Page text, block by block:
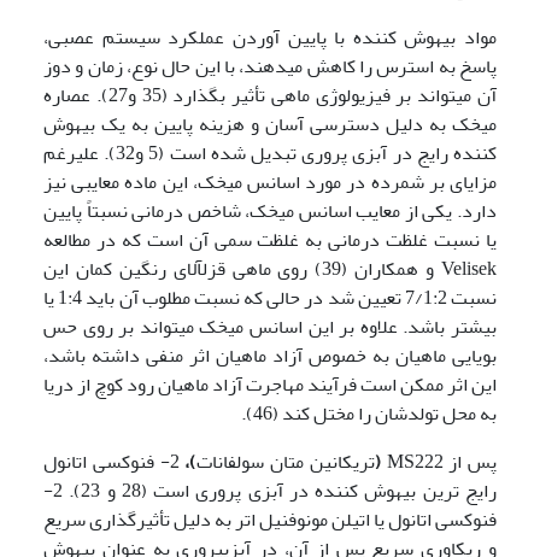
مواد بیهوش کننده با پایین آوردن عملکرد سیستم عصبی،
پاسخ به استرس را کاهش می­دهند، با این حال نوع، زمان و دوز
آن می­تواند بر فیزیولوژی ماهی تأثیر بگذارد (35 و27). عصاره
میخک به دلیل دسترسی آسان و هزینه پایین به یک بیهوش
کننده رایج در آبزی پروری تبدیل شده است (5 و32). علی­رغم
مزایای بر شمرده در مورد اسانس میخک، این ماده معایبی نیز
دارد. یکی از معایب اسانس میخک، شاخص درمانی نسبتاً پایین
یا نسبت غلظت درمانی به غلظت سمی آن است که در مطالعه
Velisek و همکاران (39) روی ماهی قزل­آلای رنگین کمان این
نسبت 7/1:2 تعیین شد در حالی که نسبت مطلوب آن باید 1:4 یا
بیشتر باشد. علاوه بر این اسانس میخک می­تواند بر روی حس
بویایی ماهیان به خصوص آزاد ماهیان اثر منفی داشته باشد،
این اثر ممکن است فرآیند مهاجرت آزاد ماهیان رود کوچ از دریا
به محل تولدشان را مختل کند (46).
پس از MS222
(تری­کانین متان سولفانات)، 2- فنوکسی اتانول
رایج ترین بیهوش کننده در آبزی پروری است (28 و 23). 2-
فنوکسی اتانول یا اتیلن مونوفنیل اتر به دلیل تأثیرگذاری سریع
و ریکاوری سریع پس از آن، در آبزی­پروری به عنوان بیهوش